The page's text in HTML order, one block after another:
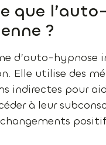
que
?
d’auto-hypnose
Elle utilise des
indirectes pour
à leur